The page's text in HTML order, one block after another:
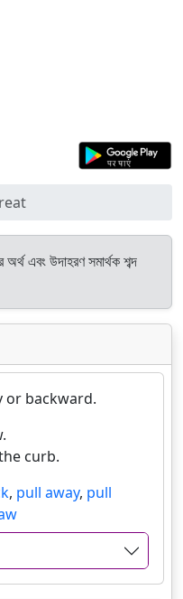
অর্থ এবং উদাহরণ সমার্থক শব্দ
or backward.
curb.
, pull away, pull